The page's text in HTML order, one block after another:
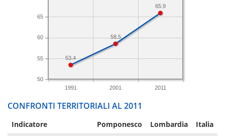
1991 2001 2011
50
55
60
65
65.9
58.5
53.4
CONFRONTI TERRITORIALI AL 2011
Indicatore Pomponesco Lombardia Italia